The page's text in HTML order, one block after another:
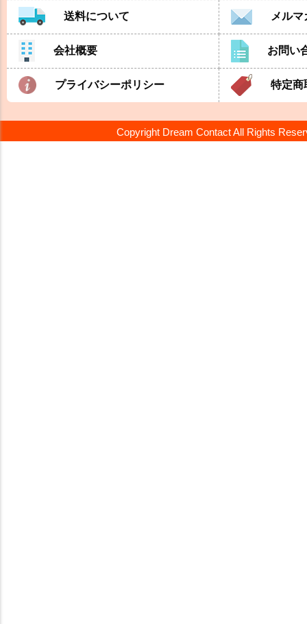
送料について メル
会社概要 お問い
プライバシーポリシー 特定商
Copyright Dream Contact All Rights